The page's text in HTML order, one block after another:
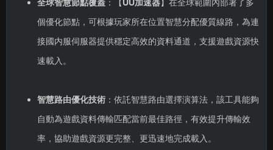
全球智慧節點覆蓋：【UU加速器】在全球範圍內部署了多
個優化節點，可根據玩家所在位置智慧分配優質線路，為連
接國内服伺服器提供穩定高效的資料通道，支援遊戲資源快
速載入。
智慧路由優化技術：依託智慧路由選擇演算法，該工具能夠
自動為遊戲資料傳輸匹配當前最佳路徑，有效提升傳輸效
率，協助遊戲資源更完整、更迅速地完成載入。